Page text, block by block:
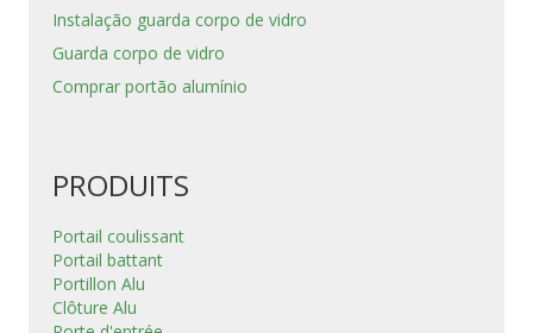
Instalação guarda corpo de vidro
Guarda corpo de vidro
Comprar portão alumínio
PRODUITS
Portail coulissant
Portail battant
Portillon Alu
Clôture Alu